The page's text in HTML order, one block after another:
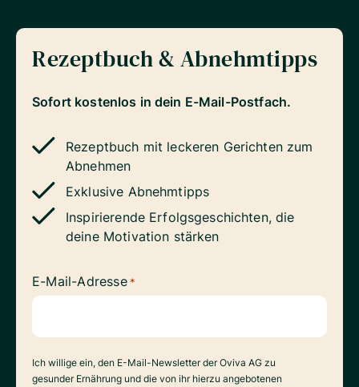
Rezeptbuch & Abnehmtipps
Sofort kostenlos in dein E-Mail-Postfach.
Rezeptbuch mit leckeren Gerichten zum
Abnehmen
Exklusive Abnehmtipps
Inspirierende Erfolgsgeschichten, die
deine Motivation stärken
E-Mail-Adresse *
Datenverarbeitung
Ich willige ein, den E-Mail-Newsletter der Oviva AG zu
gesunder Ernährung und die von ihr hierzu angebotenen